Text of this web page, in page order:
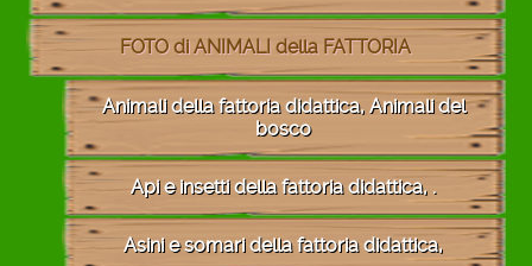
FOTO di ANIMALI della FATTORIA
Animali della fattoria didattica, Animali del
bosco
Api e insetti della fattoria didattica, .
Asini e somari della fattoria didattica,